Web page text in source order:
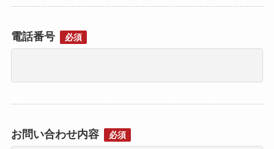
電話番号 必須
お問い合わせ内容 必須